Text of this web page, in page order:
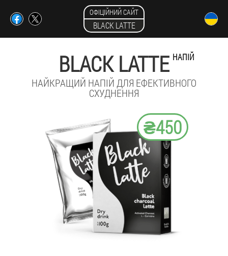
ОФІЦІЙНИЙ САЙТ
BLACK LATTE
BLACK LATTE НАПІЙ
НАЙКРАЩИЙ НАПІЙ ДЛЯ ЕФЕКТИВНОГО
СХУДНЕННЯ
₴450